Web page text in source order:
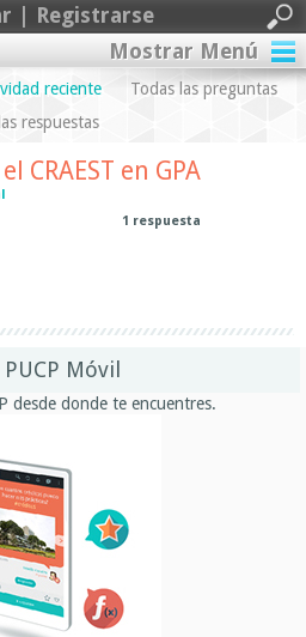
| Registrarse
Mostrar Menú
reciente
Todas las preguntas
respuestas
en GPA
1 respuesta
Móvil
desde donde te encuentres.